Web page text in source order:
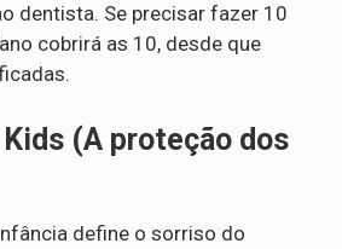
dentista. Se precisar fazer 10
cobrirá as 10, desde que
(A proteção dos
define o sorriso do